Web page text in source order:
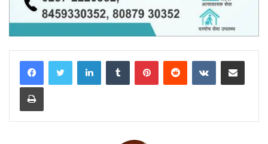
LinkedInTumblr PinterestReddit VKontakteShare via Email
Print